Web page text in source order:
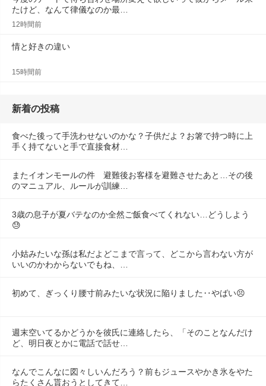
たけど、なんて律儀なのか最…
12時間前
情と好きの違い
15時間前
新着の投稿
食べた後って手洗わせないのかな？子供だよ？お箸で持つ時に上
手く持てないと手で直接食材…
またイオンモールの件　避難後お客様を避難させたあと…その後
のマニュアル、ルールが訓練…
3歳の息子が夏バテなのか全然ご飯食べてくれない…どうしよう
😓
小姑みたいな孫は私だよどこまで言って、どこから言わない方が
いいのかわからないでもね、…
初めて、ぎっくり腰寸前みたいな状況に陥りました‥やばい😣
週末空いてるかどうかを彼氏に連絡したら、「そのことなんだけ
ど、明日夜とかに電話で話せ…
なんでこんなに図々しいんだろう？前もジュースやかき氷をやた
らたくさん貰おうとしてきて…